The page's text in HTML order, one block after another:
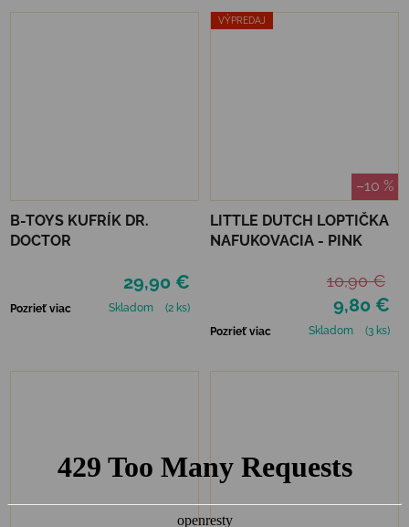
B-TOYS KUFRÍK DR.
DOCTOR
29,90 €
Pozrieť viac Skladom (2 ks)
VÝPREDAJ
–10 %
LITTLE DUTCH LOPTIČKA
NAFUKOVACIA - PINK
9,80 €
10,90 €
Pozrieť viac Skladom (3 ks)